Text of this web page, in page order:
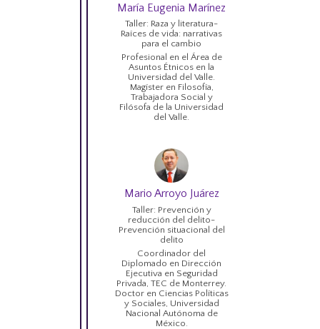
María Eugenia Marínez
Taller: Raza y literatura-
Raíces de vida: narrativas
para el cambio
Profesional en el Área de
Asuntos Étnicos en la
Universidad del Valle.
Magíster en Filosofía,
Trabajadora Social y
Filósofa de la Universidad
del Valle.
Mario Arroyo Juárez
Taller: Prevención y
reducción del delito-
Prevención situacional del
delito
Coordinador del
Diplomado en Dirección
Ejecutiva en Seguridad
Privada, TEC de Monterrey.
Doctor en Ciencias Políticas
y Sociales, Universidad
Nacional Autónoma de
México.